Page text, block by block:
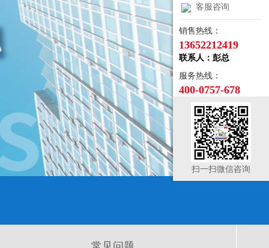
客服咨询
销售热线：
13652212419
联系人：彭总
服务热线：
400-0757-678
扫一扫微信咨询